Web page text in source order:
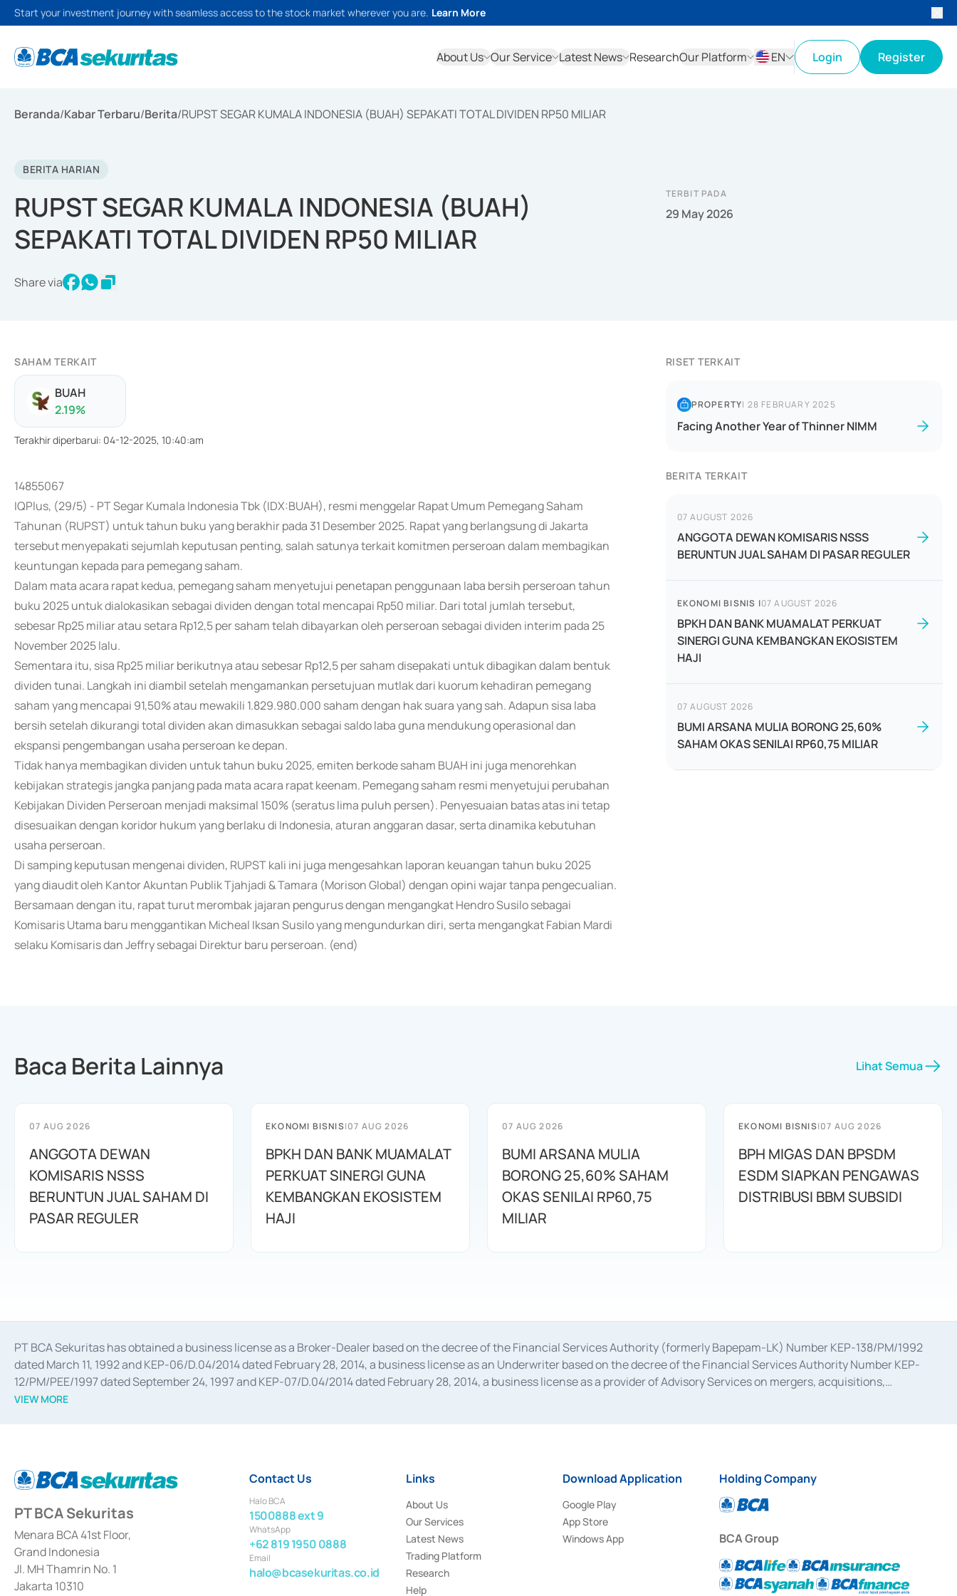
Start your investment journey with seamless access to the stock market wherever you are. Learn More
About Us Our Service Latest News ResearchOur Platform
EN
Login Register
Beranda/Kabar Terbaru/Berita/RUPST SEGAR KUMALA INDONESIA (BUAH) SEPAKATI TOTAL DIVIDEN RP50 MILIAR
BERITA HARIAN
RUPST SEGAR KUMALA INDONESIA (BUAH)
SEPAKATI TOTAL DIVIDEN RP50 MILIAR
Share via
TERBIT PADA
29 May 2026
SAHAM TERKAIT
BUAH
2.19%
Terakhir diperbarui: 04-12-2025, 10:40:am
14855067
IQPlus, (29/5) - PT Segar Kumala Indonesia Tbk (IDX:BUAH), resmi menggelar Rapat Umum Pemegang Saham
Tahunan (RUPST) untuk tahun buku yang berakhir pada 31 Desember 2025. Rapat yang berlangsung di Jakarta
tersebut menyepakati sejumlah keputusan penting, salah satunya terkait komitmen perseroan dalam membagikan
keuntungan kepada para pemegang saham.
Dalam mata acara rapat kedua, pemegang saham menyetujui penetapan penggunaan laba bersih perseroan tahun
buku 2025 untuk dialokasikan sebagai dividen dengan total mencapai Rp50 miliar. Dari total jumlah tersebut,
sebesar Rp25 miliar atau setara Rp12,5 per saham telah dibayarkan oleh perseroan sebagai dividen interim pada 25
November 2025 lalu.
Sementara itu, sisa Rp25 miliar berikutnya atau sebesar Rp12,5 per saham disepakati untuk dibagikan dalam bentuk
dividen tunai. Langkah ini diambil setelah mengamankan persetujuan mutlak dari kuorum kehadiran pemegang
saham yang mencapai 91,50% atau mewakili 1.829.980.000 saham dengan hak suara yang sah. Adapun sisa laba
bersih setelah dikurangi total dividen akan dimasukkan sebagai saldo laba guna mendukung operasional dan
ekspansi pengembangan usaha perseroan ke depan.
Tidak hanya membagikan dividen untuk tahun buku 2025, emiten berkode saham BUAH ini juga menorehkan
kebijakan strategis jangka panjang pada mata acara rapat keenam. Pemegang saham resmi menyetujui perubahan
Kebijakan Dividen Perseroan menjadi maksimal 150% (seratus lima puluh persen). Penyesuaian batas atas ini tetap
disesuaikan dengan koridor hukum yang berlaku di Indonesia, aturan anggaran dasar, serta dinamika kebutuhan
usaha perseroan.
Di samping keputusan mengenai dividen, RUPST kali ini juga mengesahkan laporan keuangan tahun buku 2025
yang diaudit oleh Kantor Akuntan Publik Tjahjadi & Tamara (Morison Global) dengan opini wajar tanpa pengecualian.
Bersamaan dengan itu, rapat turut merombak jajaran pengurus dengan mengangkat Hendro Susilo sebagai
Komisaris Utama baru menggantikan Micheal Iksan Susilo yang mengundurkan diri, serta mengangkat Fabian Mardi
selaku Komisaris dan Jeffry sebagai Direktur baru perseroan. (end)
RISET TERKAIT
PROPERTY| 28 FEBRUARY 2025
Facing Another Year of Thinner NIMM
BERITA TERKAIT
07 AUGUST 2026
ANGGOTA DEWAN KOMISARIS NSSS
BERUNTUN JUAL SAHAM DI PASAR REGULER
EKONOMI BISNIS |07 AUGUST 2026
BPKH DAN BANK MUAMALAT PERKUAT
SINERGI GUNA KEMBANGKAN EKOSISTEM
HAJI
07 AUGUST 2026
BUMI ARSANA MULIA BORONG 25,60%
SAHAM OKAS SENILAI RP60,75 MILIAR
Baca Berita Lainnya Lihat Semua
07 AUG 2026
ANGGOTA DEWAN
KOMISARIS NSSS
BERUNTUN JUAL SAHAM DI
PASAR REGULER
EKONOMI BISNIS|07 AUG 2026
BPKH DAN BANK MUAMALAT
PERKUAT SINERGI GUNA
KEMBANGKAN EKOSISTEM
HAJI
07 AUG 2026
BUMI ARSANA MULIA
BORONG 25,60% SAHAM
OKAS SENILAI RP60,75
MILIAR
EKONOMI BISNIS|07 AUG 2026
BPH MIGAS DAN BPSDM
ESDM SIAPKAN PENGAWAS
DISTRIBUSI BBM SUBSIDI
PT BCA Sekuritas has obtained a business license as a Broker-Dealer based on the decree of the Financial Services Authority (formerly Bapepam-LK) Number KEP-138/PM/1992
dated March 11, 1992 and KEP-06/D.04/2014 dated February 28, 2014, a business license as an Underwriter based on the decree of the Financial Services Authority Number KEP-
12/PM/PEE/1997 dated September 24, 1997 and KEP-07/D.04/2014 dated February 28, 2014, a business license as a provider of Advisory Services on mergers, acquisitions,
divestments, and joint ventures based on the decree of the Financial Services Authority Number S-67/PM.21/2014 dated February 28, 2014, a business license as a provider of
Settlement of Commercial Paper Transactions whose license was issued in 2018.
VIEW MORE
PT BCA Sekuritas
Menara BCA 41st Floor,
Grand Indonesia
Jl. MH Thamrin No. 1
Jakarta 10310
Contact Us
Halo BCA
1500888 ext 9
WhatsApp
+62 819 1950 0888
Email
halo@bcasekuritas.co.id
Links
About Us
Our Services
Latest News
Trading Platform
Research
Help
Download Application
Google Play
App Store
Windows App
Holding Company
BCA Group